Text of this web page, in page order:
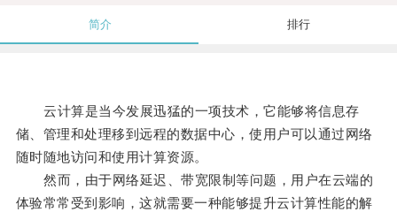
简介 排行
云计算是当今发展迅猛的一项技术，它能够将信息存
储、管理和处理移到远程的数据中心，使用户可以通过网络
随时随地访问和使用计算资源。
然而，由于网络延迟、带宽限制等问题，用户在云端的
体验常常受到影响，这就需要一种能够提升云计算性能的解